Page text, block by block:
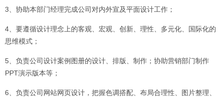
3、协助本部门经理完成公司对内外宣及平面设计工作；
4、要遵循设计理念上的客观、宏观、创新、理性、多元化、国际化的
思维模式；
5、负责公司设计案例图册的设计、排版、制作；协助营销部门制作
PPT演示版本等；
6、负责公司网站网页设计，把握色调搭配、布局合理性、图片整理、